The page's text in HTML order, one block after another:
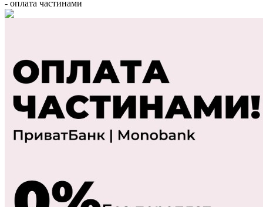
- оплата частинами